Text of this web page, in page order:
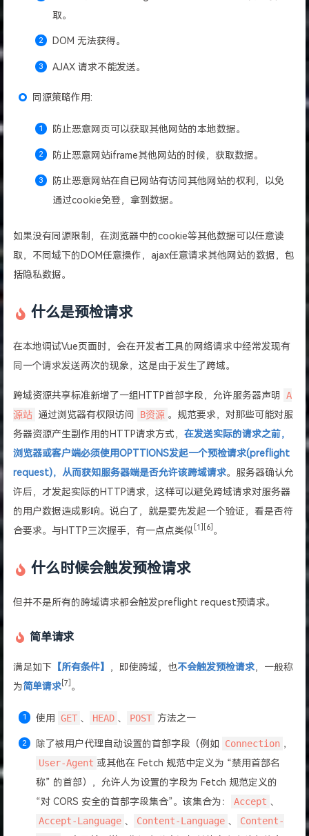
取。
DOM 无法获得。
AJAX 请求不能发送。
同源策略作用:
防止恶意网页可以获取其他网站的本地数据。
防止恶意网站iframe其他网站的时候，获取数据。
防止恶意网站在自已网站有访问其他网站的权利，以免
通过cookie免登，拿到数据。
如果没有同源限制，在浏览器中的cookie等其他数据可以任意读
取，不同域下的DOM任意操作，ajax任意请求其他网站的数据，包
括隐私数据。
什么是预检请求
在本地调试Vue页面时，会在开发者工具的网络请求中经常发现有
同一个请求发送两次的现象，这是由于发生了跨域。
跨域资源共享标准新增了一组HTTP首部字段，允许服务器声明
A
源站 通过浏览器有权限访问 B资源 。规范要求，对那些可能对服
务器资源产生副作用的HTTP请求方式， 在发送实际的请求之前，
浏览器或客户端必须使用OPTTIONS发起一个预检请求(preflight
request)，从而获知服务器端是否允许该跨域请求。服务器确认允
许后，才发起实际的HTTP请求，这样可以避免跨域请求对服务器
的用户数据造成影响。说白了，就是要先发起一个验证，看是否符
合要求。与HTTP三次握手，有一点点类似 [1][6] 。
什么时候会触发预检请求
但并不是所有的跨域请求都会触发preflight request预请求。
简单请求
满足如下 【所有条件】 ，即使跨域，也不会触发预检请求，一般称
为简单请求 [7] 。
使用 GET 、 HEAD 、 POST 方法之一
除了被用户代理自动设置的首部字段（例如 Connection ，
User-Agent 或其他在 Fetch 规范中定义为 “禁用首部名
称” 的首部），允许人为设置的字段为 Fetch 规范定义的
“对 CORS 安全的首部字段集合”。该集合为：
Accept 、
Accept-Language 、 Content-Language 、
Content-